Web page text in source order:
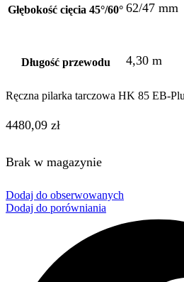
Głębokość cięcia 45°/60° 62/47 mm
Długość przewodu 4,30 m
Ręczna pilarka tarczowa HK 85 EB-
4480,09 zł
Brak w magazynie
Dodaj do obserwowanych
Dodaj do porówniania